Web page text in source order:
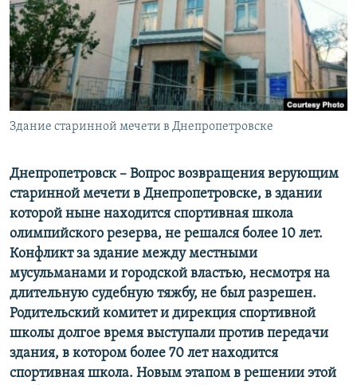
ПОБЕДИТЕЛЕЙ НЕ СУДЯТ?
КРЫМ.НЕПОКОРЕННЫЙ
ELIFBE
УКРАИНСКАЯ ПРОБЛЕМА КРЫМА
ПРИСОЕДИНЯЙТЕСЬ!
Все сайты RFE/RL
Здание старинной мечети в Днепропетровске
Днепропетровск – Вопрос возвращения верующим
старинной мечети в Днепропетровске, в здании
которой ныне находится спортивная школа
олимпийского резерва, не решался более 10 лет.
Конфликт за здание между местными
мусульманами и городской властью, несмотря на
длительную судебную тяжбу, не был разрешен.
Родительский комитет и дирекция спортивной
школы долгое время выступали против передачи
здания, в котором более 70 лет находится
спортивная школа. Новым этапом в решении этой